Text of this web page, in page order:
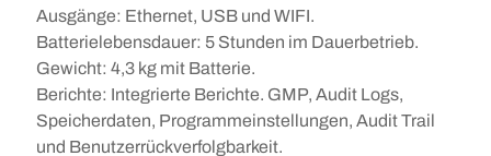
Ausgänge: Ethernet, USB und WIFI.
Batterielebensdauer: 5 Stunden im Dauerbetrieb.
Gewicht: 4,3 kg mit Batterie.
Berichte: Integrierte Berichte. GMP, Audit Logs,
Speicherdaten, Programmeinstellungen, Audit Trail
und Benutzerrückverfolgbarkeit.